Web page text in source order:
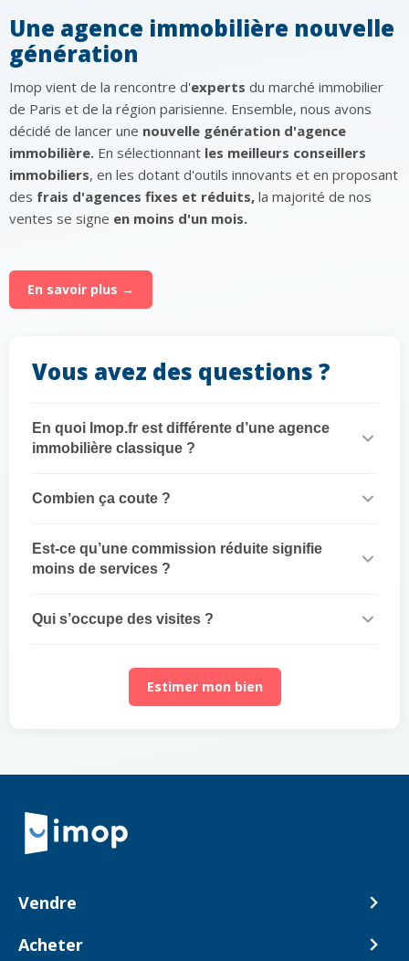
Une agence immobilière nouvelle
génération
Imop vient de la rencontre d'experts du marché immobilier
de Paris et de la région parisienne. Ensemble, nous avons
décidé de lancer une nouvelle génération d'agence
immobilière. En sélectionnant les meilleurs conseillers
immobiliers, en les dotant d'outils innovants et en proposant
des frais d'agences fixes et réduits, la majorité de nos
ventes se signe en moins d'un mois.
En savoir plus →
Vous avez des questions ?
En quoi Imop.fr est différente d’une agence
immobilière classique ?
Combien ça coute ?
Est-ce qu’une commission réduite signifie
moins de services ?
Qui s’occupe des visites ?
Estimer mon bien
Retour à la navigation principale
Vendre
Comment ça marche ?
Acheter